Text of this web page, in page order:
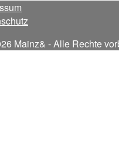
Mainz& - Alle Rechte